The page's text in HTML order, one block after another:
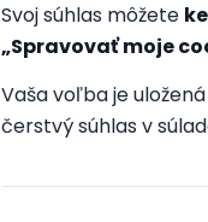
Svoj súhlas môžete
„Spravovať moje
Vaša voľba je
čerstvý súhlas v